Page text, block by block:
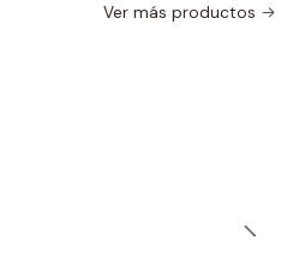
Ver más productos